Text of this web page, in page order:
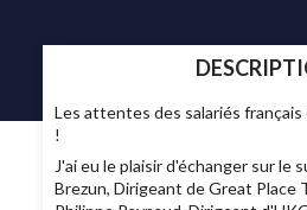
Les attentes des salariés français
!
J'ai eu le plaisir d'échanger sur le
Brezun, Dirigeant de Great Place